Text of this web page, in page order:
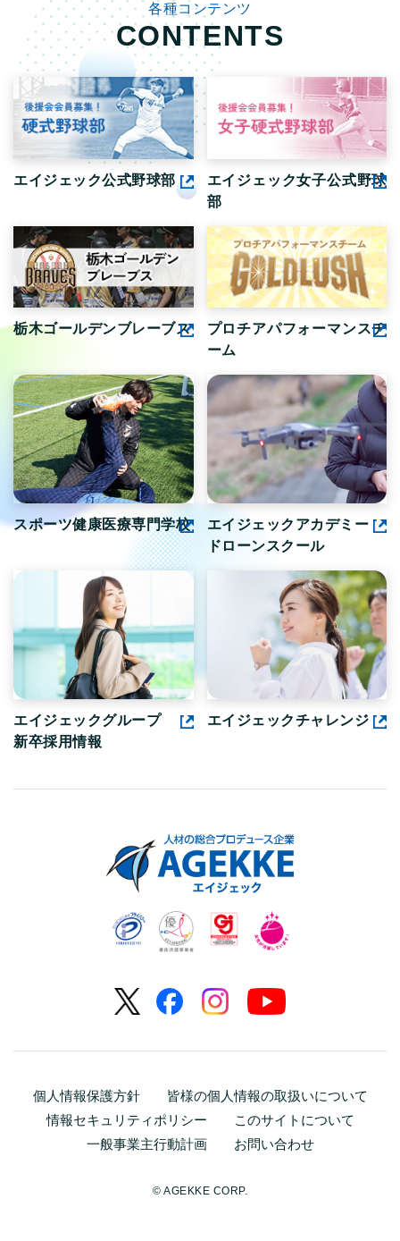
各種コンテンツ
CONTENTS
エイジェック公式野球部
エイジェック女子公式野球
部
栃木ゴールデンブレーブス
プロチアパフォーマンスチ
ーム
スポーツ健康医療専門学校
エイジェックアカデミー
ドローンスクール
エイジェックグループ
新卒採用情報
エイジェックチャレンジ
個人情報保護方針
皆様の個人情報の取扱いについて
情報セキュリティポリシー
このサイトについて
一般事業主行動計画
お問い合わせ
© AGEKKE CORP.